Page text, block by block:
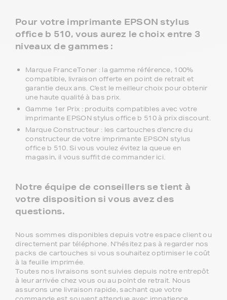
Pour votre imprimante EPSON stylus
office b 510, vous aurez le choix entre 3
niveaux de gammes :
Marque FranceToner : la gamme référence, 100%
compatible, livraison offerte en point de retrait et
garantie deux ans. C'est le meilleur choix pour obtenir
une haute qualité à bas prix.
Gamme 1er Prix : produits compatibles avec votre
imprimante EPSON stylus office b 510 à prix discount.
Marque Constructeur : les cartouches d'encre du
constructeur de votre imprimante EPSON stylus
office b 510. Si vous voulez évitez la queue en
magasin, il vous suffit de commander ici.
Notre équipe de conseillers se tient à
votre disposition si vous avez des
questions.
Nous sommes disponibles depuis votre espace client ou
directement par téléphone. N'hésitez pas à regarder nos
packs de cartouches si vous souhaitez optimiser le coût
à la feuille imprimée.
Toutes nos livraisons sont suivies depuis notre entrepôt
à leur arrivée chez vous ou au point de retrait. Nous
assurons une livraison rapide, sachant que votre